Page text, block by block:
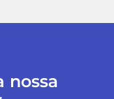
nossa